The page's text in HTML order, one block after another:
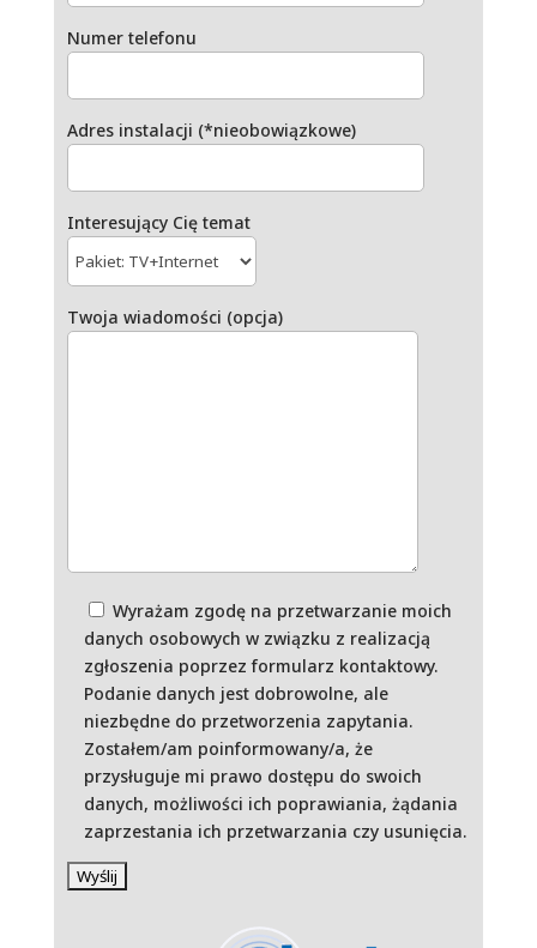
Numer telefonu
Adres instalacji (*nieobowiązkowe)
Interesujący Cię temat
Twoja wiadomości (opcja)
Wyrażam zgodę na przetwarzanie moich
danych osobowych w związku z realizacją
zgłoszenia poprzez formularz kontaktowy.
Podanie danych jest dobrowolne, ale
niezbędne do przetworzenia zapytania.
Zostałem/am poinformowany/a, że
przysługuje mi prawo dostępu do swoich
danych, możliwości ich poprawiania, żądania
zaprzestania ich przetwarzania czy usunięcia.